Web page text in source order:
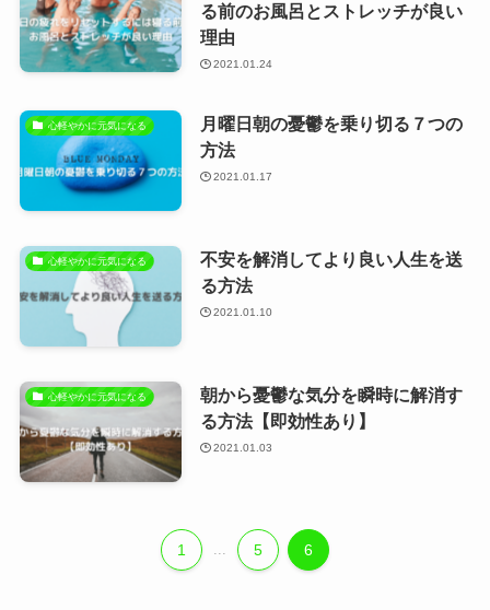
る前のお風呂とストレッチが良い
理由
2021.01.24
心軽やかに元気になる
月曜日朝の憂鬱を乗り切る７つの
方法
2021.01.17
心軽やかに元気になる
不安を解消してより良い人生を送
る方法
2021.01.10
心軽やかに元気になる
朝から憂鬱な気分を瞬時に解消す
る方法【即効性あり】
2021.01.03
1 5 6